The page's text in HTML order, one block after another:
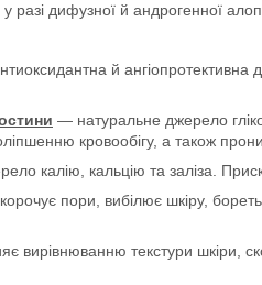
разі дифузної й андрогенної
й ангіопротективна
— натуральне джерело
кровообігу, а також
калію, кальцію та заліза.
пори, вибілює шкіру,
вирівнюванню текстури шкіри,